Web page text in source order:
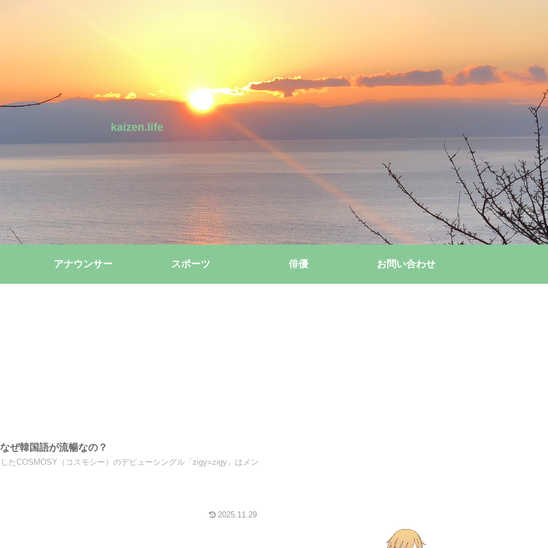
kaizen.life
アナウンサー スポーツ 俳優 お問い合わせ
ぜ韓国語が流暢なの？
たCOSMOSY（コスモシー）のデビューシングル「zigy=zigy」はメン
2025.11.29